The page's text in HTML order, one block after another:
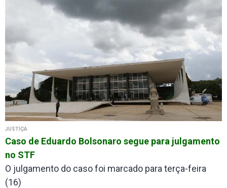
JUSTIÇA
Caso de Eduardo Bolsonaro segue para julgamento
no STF
O julgamento do caso foi marcado para terça-feira
(16)